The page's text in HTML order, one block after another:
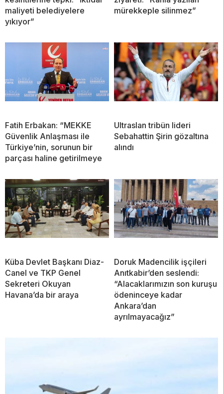
maliyeti belediyelere
yıkıyor”
mürekkeple silinmez”
Fatih Erbakan: “MEKKE
Güvenlik Anlaşması ile
Türkiye’nin, sorunun bir
parçası haline getirilmeye
Ultraslan tribün lideri
Sebahattin Şirin gözaltına
alındı
Küba Devlet Başkanı Diaz-
Canel ve TKP Genel
Sekreteri Okuyan
Havana’da bir araya
Doruk Madencilik işçileri
Anıtkabir’den seslendi:
“Alacaklarımızın son kuruşu
ödeninceye kadar
Ankara’dan
ayrılmayacağız”